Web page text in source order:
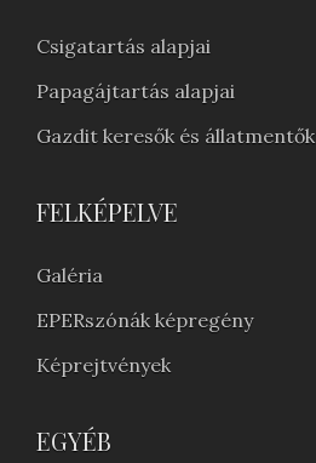
Csigatartás alapjai
Papagájtartás alapjai
Gazdit keresők és állatmentők
FELKÉPELVE
Galéria
EPERszónák képregény
Képrejtvények
EGYÉB